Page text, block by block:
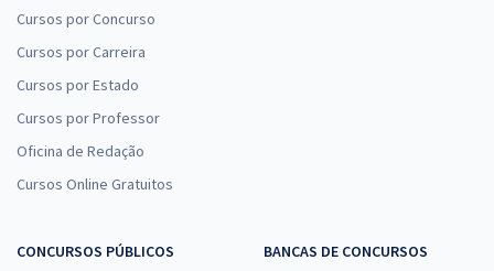
Cursos por Concurso
Cursos por Carreira
Cursos por Estado
Cursos por Professor
Oficina de Redação
Cursos Online Gratuitos
CONCURSOS PÚBLICOS
BANCAS DE CONCURSOS